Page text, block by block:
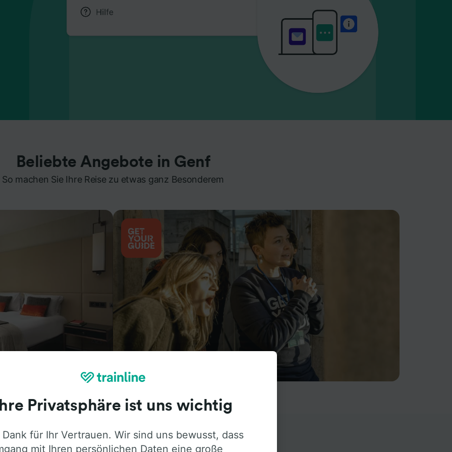
Beliebte Angebote in Genf
So machen Sie Ihre Reise zu etwas ganz Besonderem
ehrliche Meinung von Trainline-Nutzern
Ihre Privatsphäre ist uns wichtig
für Ihr Vertrauen. Wir sind uns bewusst, dass
mit Ihren persönlichen Daten eine große